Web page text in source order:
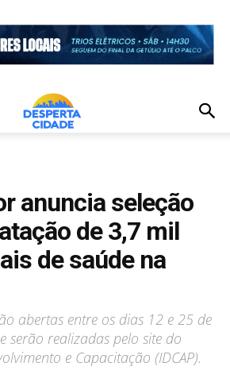
anuncia seleção
de 3,7 mil
de saúde na
abertas entre os dias 12 e 25 de
serão realizadas pelo site do
e Capacitação (IDCAP).